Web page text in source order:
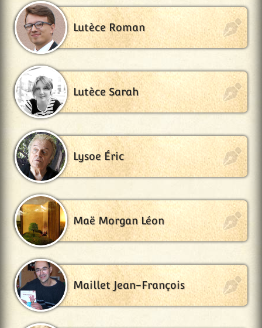
Lutèce Roman
Lutèce Sarah
Lysoe Éric
Maë Morgan Léon
Maillet Jean-François